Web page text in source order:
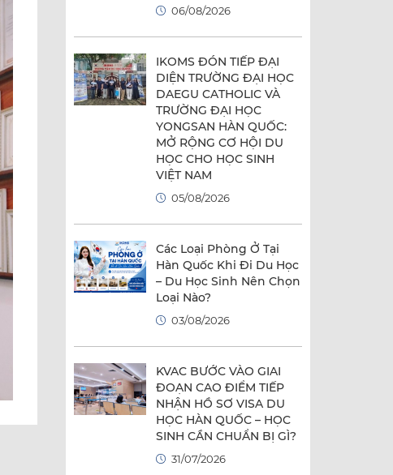
06/08/2026
IKOMS ĐÓN TIẾP ĐẠI
DIỆN TRƯỜNG ĐẠI HỌC
DAEGU CATHOLIC VÀ
TRƯỜNG ĐẠI HỌC
YONGSAN HÀN QUỐC:
MỞ RỘNG CƠ HỘI DU
HỌC CHO HỌC SINH
VIỆT NAM
05/08/2026
Các Loại Phòng Ở Tại
Hàn Quốc Khi Đi Du Học
– Du Học Sinh Nên Chọn
Loại Nào?
03/08/2026
KVAC BƯỚC VÀO GIAI
ĐOẠN CAO ĐIỂM TIẾP
NHẬN HỒ SƠ VISA DU
HỌC HÀN QUỐC – HỌC
SINH CẦN CHUẨN BỊ GÌ?
31/07/2026